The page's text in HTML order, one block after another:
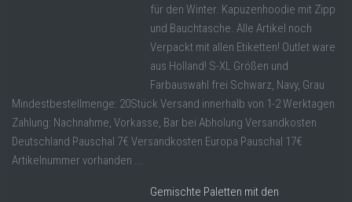
für den Winter. Kapuzenhoodie mit Zipp
und Bauchtasche. Alle Artikel noch
Verpackt mit allen Etiketten! Outlet ware
aus Holland! S-XL Größen und
Farbauswahl frei Schwarz, Navy, Grau
Mindestbestellmenge: 20Stück Versand innerhalb von 1-2 Werktagen
Zahlung: Nachnahme, Vorkasse, Bar bei Abholung Versandkosten
Deutschland Pauschal 7€ Versandkosten Europa Pauschal 17€
Artikelnummer vorhanden ...
Gemischte Paletten mit den